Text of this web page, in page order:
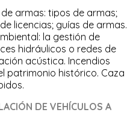
de armas: tipos de armas;
licencias; guías de armas.
la gestión de
hidráulicos o redes de
acústica. Incendios
patrimonio histórico. Caza
DE VEHÍCULOS A